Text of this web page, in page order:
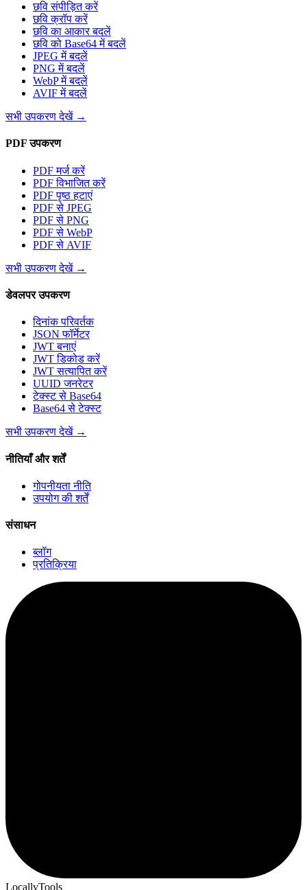
छवि संपीड़ित करें
छवि क्रॉप करें
छवि का आकार बदलें
छवि को Base64 में बदलें
JPEG में बदलें
PNG में बदलें
WebP में बदलें
AVIF में बदलें
सभी उपकरण देखें→
PDF उपकरण
PDF मर्ज करें
PDF विभाजित करें
PDF पृष्ठ हटाएं
PDF से JPEG
PDF से PNG
PDF से WebP
PDF से AVIF
सभी उपकरण देखें→
डेवलपर उपकरण
दिनांक परिवर्तक
JSON फॉर्मेटर
JWT बनाएं
JWT डिकोड करें
JWT सत्यापित करें
UUID जनरेटर
टेक्स्ट से Base64
Base64 से टेक्स्ट
सभी उपकरण देखें→
नीतियाँ और शर्तें
गोपनीयता नीति
उपयोग की शर्तें
संसाधन
ब्लॉग
प्रतिक्रिया
LocallyTools